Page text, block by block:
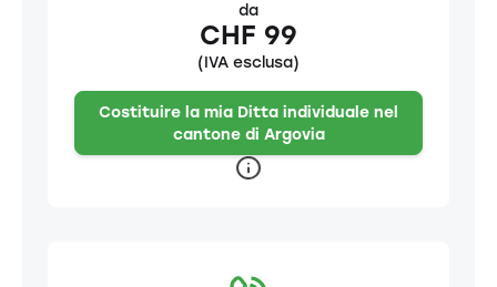
da
CHF 99
(IVA esclusa)
Costituire la mia Ditta individuale nel
cantone di Argovia